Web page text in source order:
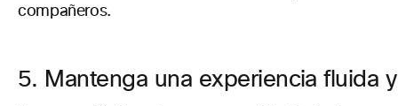
compañeros.
5. Mantenga una experiencia fluida